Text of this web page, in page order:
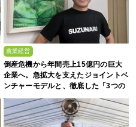
農業経営
倒産危機から年間売上15億円の巨大
企業へ。急拡大を支えたジョイントベ
ンチャーモデルと、徹底した「3つの
ルール」